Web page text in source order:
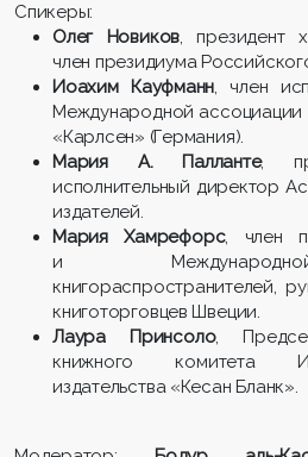
Спикеры:
Олег Новиков, президент
член президиума
Иоахим Кауфманн, член
Международной ассоциации
«Карлсен» (Германия).
Мария А. Палланте,
исполнительный директор
издателей.
Мария Хамрефорс, член
и
книгораспространителей,
книготорговцев Швеции.
Лаура Принсоло,
книжного комитета
издательства «Кесан Бланк».